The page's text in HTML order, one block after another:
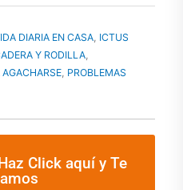
DIARIA EN CASA ICTUS
Y RODILLA
PROBLEMAS
Click aquí y Te